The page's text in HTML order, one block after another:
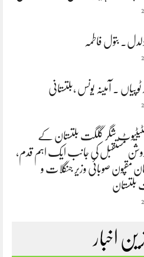
بتول فاطمہ
. آمینہ یونس ،بلتستانی
شگر گلگت بلتستان کے
مستقبل کی جانب ایک اہم قدم،
مقپون صوبائی وزیر جنگلات و
اخبار